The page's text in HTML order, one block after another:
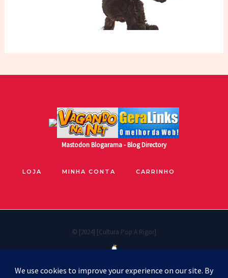
MastodonBlogarama - Blog Directory
LOJA MINHA CONTA CARRINHO
© [2024] [Cultura Pop A Rigor]
Cookie Policy